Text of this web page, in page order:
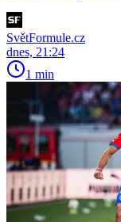
SvětFormule.cz
dnes, 21:24
1 min